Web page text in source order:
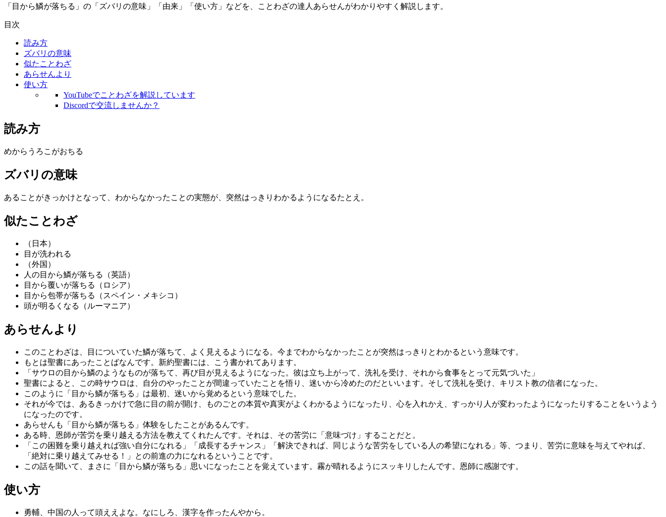
「目から鱗が落ちる」の「ズバリの意味」「由来」「使い方」などを、ことわざの達人あらせんがわかりやすく解説します。
目次
読み方
ズバリの意味
似たことわざ
あらせんより
使い方
YouTubeでことわざを解説しています
Discordで交流しませんか？
読み方
めからうろこがおちる
ズバリの意味
あることがきっかけとなって、わからなかったことの実態が、突然はっきりわかるようになるたとえ。
似たことわざ
（日本）
目が洗われる
（外国）
人の目から鱗が落ちる（英語）
目から覆いが落ちる（ロシア）
目から包帯が落ちる（スペイン・メキシコ）
頭が明るくなる（ルーマニア）
あらせんより
このことわざは、目についていた鱗が落ちて、よく見えるようになる。今までわからなかったことが突然はっきりとわかるという意味です。
もとは聖書にあったことばなんです。新約聖書には、こう書かれてあります。
「サウロの目から鱗のようなものが落ちて、再び目が見えるようになった。彼は立ち上がって、洗礼を受け、それから食事をとって元気づいた」
聖書によると、この時サウロは、自分のやったことが間違っていたことを悟り、迷いから冷めたのだといいます。そして洗礼を受け、キリスト教の信者になった。
このように「目から鱗が落ちる」は最初、迷いから覚めるという意味でした。
それが今では、あるきっかけで急に目の前が開け、ものごとの本質や真実がよくわかるようになったり、心を入れかえ、すっかり人が変わったようになったりすることをいうよう
になったのです。
あらせんも「目から鱗が落ちる」体験をしたことがあるんです。
ある時、恩師が苦労を乗り越える方法を教えてくれたんです。それは、その苦労に「意味づけ」することだと。
「この困難を乗り越えれば強い自分になれる」「成長するチャンス」「解決できれば、同じような苦労をしている人の希望になれる」等、つまり、苦労に意味を与えてやれば、
「絶対に乗り越えてみせる！」との前進の力になれるということです。
この話を聞いて、まさに「目から鱗が落ちる」思いになったことを覚えています。霧が晴れるようにスッキリしたんです。恩師に感謝です。
使い方
勇輔、中国の人って頭ええよな。なにしろ、漢字を作ったんやから。